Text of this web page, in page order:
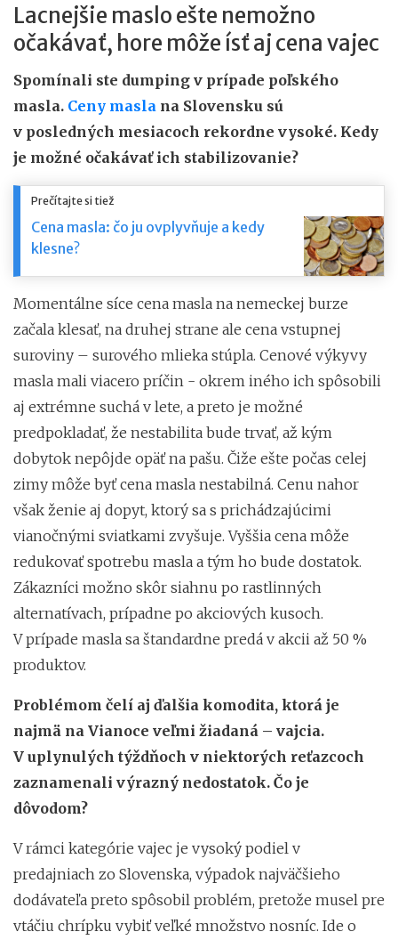
Lacnejšie maslo ešte nemožno
očakávať, hore môže ísť aj cena vajec
Spomínali ste dumping v prípade poľského
masla. Ceny masla na Slovensku sú
v posledných mesiacoch rekordne vysoké. Kedy
je možné očakávať ich stabilizovanie?
Prečítajte si tiež
Cena masla: čo ju ovplyvňuje a kedy
klesne?
Momentálne síce cena masla na nemeckej burze
začala klesať, na druhej strane ale cena vstupnej
suroviny – surového mlieka stúpla. Cenové výkyvy
masla mali viacero príčin - okrem iného ich spôsobili
aj extrémne suchá v lete, a preto je možné
predpokladať, že nestabilita bude trvať, až kým
dobytok nepôjde opäť na pašu. Čiže ešte počas celej
zimy môže byť cena masla nestabilná. Cenu nahor
však ženie aj dopyt, ktorý sa s prichádzajúcimi
vianočnými sviatkami zvyšuje. Vyššia cena môže
redukovať spotrebu masla a tým ho bude dostatok.
Zákazníci možno skôr siahnu po rastlinných
alternatívach, prípadne po akciových kusoch.
V prípade masla sa štandardne predá v akcii až 50 %
produktov.
Problémom čelí aj ďalšia komodita, ktorá je
najmä na Vianoce veľmi žiadaná – vajcia.
V uplynulých týždňoch v niektorých reťazcoch
zaznamenali výrazný nedostatok. Čo je
dôvodom?
V rámci kategórie vajec je vysoký podiel v
predajniach zo Slovenska, výpadok najväčšieho
dodávateľa preto spôsobil problém, pretože musel pre
vtáčiu chrípku vybiť veľké množstvo nosníc. Ide o